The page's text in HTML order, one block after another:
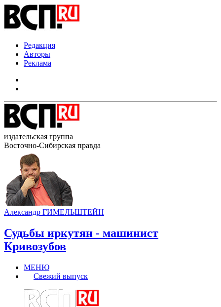
Редакция
Авторы
Реклама
издательская группа
Восточно-Сибирская правда
Александр ГИМЕЛЬШТЕЙН
Судьбы иркутян - машинист
Кривозубов
МЕНЮ
Свежий выпуск